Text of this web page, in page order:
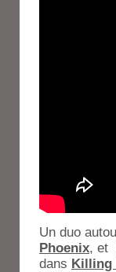
Un duo
Phoenix, et
dans Killing